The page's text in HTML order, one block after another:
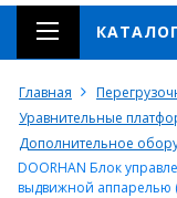
Главная
Уравнительные
Дополнительное
DOORHAN Блок
выдвижной аппарелью